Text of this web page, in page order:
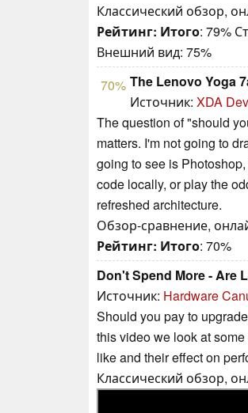
Классический обзор,
Рейтинг: Итого: 79%
Внешний вид: 75%
70% The Lenovo Yoga
Источник: XDA
The question of "should
matters. I'm not going to
going to see is
code locally, or play the
refreshed architecture.
Обзор-сравнение,
Рейтинг: Итого: 70%
Don't Spend More - Are
Источник: Hardware
Should you pay to
this video we look at
like and their effect on
Классический обзор,